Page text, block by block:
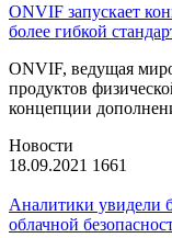
ONVIF запускает
более гибкой
ONVIF, ведущая
продуктов
концепции
Новости
18.09.2021 1661
Аналитики увидели
облачной